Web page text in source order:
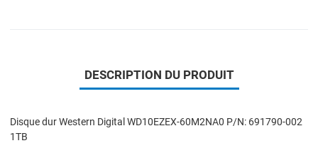
DESCRIPTION DU PRODUIT
Disque dur Western Digital WD10EZEX-60M2NA0 P/N: 691790-002
1TB